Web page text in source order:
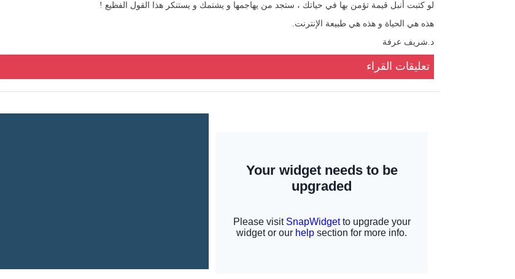
لو كتبت أنبل قيمة تؤمن بها في حياتك ، ستجد من يهاجمها و يشتمك و يستنكر هذا القول الفظيع !
هذه هي الحياة و هذه هي طبيعة الإنترنت.
د.شريف عرفة
تعليقات القراء